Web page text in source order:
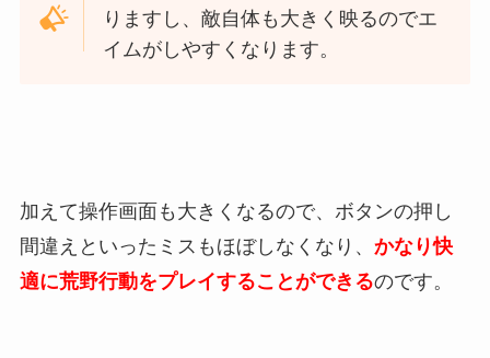
りますし、敵自体も大きく映るのでエ
イムがしやすくなります。
加えて操作画面も大きくなるので、ボタンの押し
間違えといったミスもほぼしなくなり、 かなり快
適に荒野行動をプレイすることができるのです。